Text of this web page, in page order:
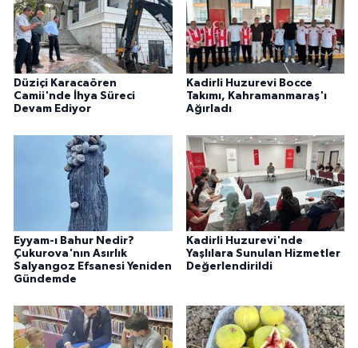
Düziçi Karacaören
Camii'nde İhya Süreci
Devam Ediyor
Kadirli Huzurevi Bocce
Takımı, Kahramanmaraş'ı
Ağırladı
Eyyam-ı Bahur Nedir?
Çukurova'nın Asırlık
Salyangoz Efsanesi Yeniden
Gündemde
Kadirli Huzurevi'nde
Yaşlılara Sunulan Hizmetler
Değerlendirildi